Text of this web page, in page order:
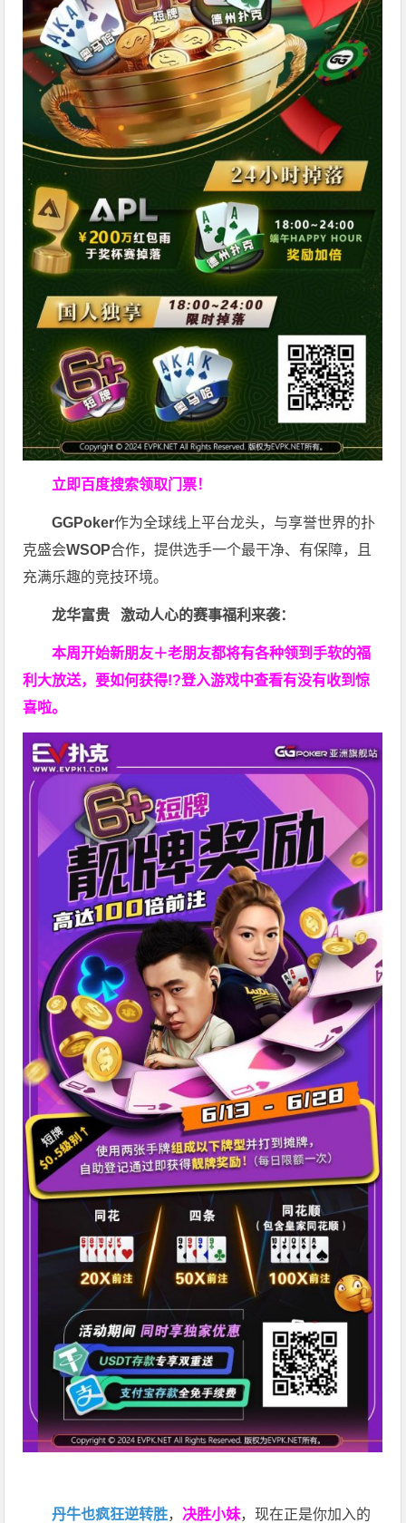
立即百度搜索领取门票！
GGPoker作为全球线上平台龙头，与享誉世界的扑
克盛会WSOP合作，提供选手一个最干净、有保障，且
充满乐趣的竞技环境。
龙华富贵 激动人心的赛事福利来袭：
本周开始新朋友＋老朋友都将有各种领到手软的福
利大放送，要如何获得!?登入游戏中查看有没有收到惊
喜啦。
丹牛也疯狂逆转胜， 决胜小妹，现在正是你加入的